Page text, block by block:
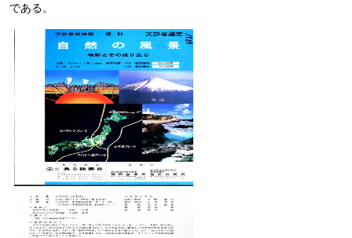
である。